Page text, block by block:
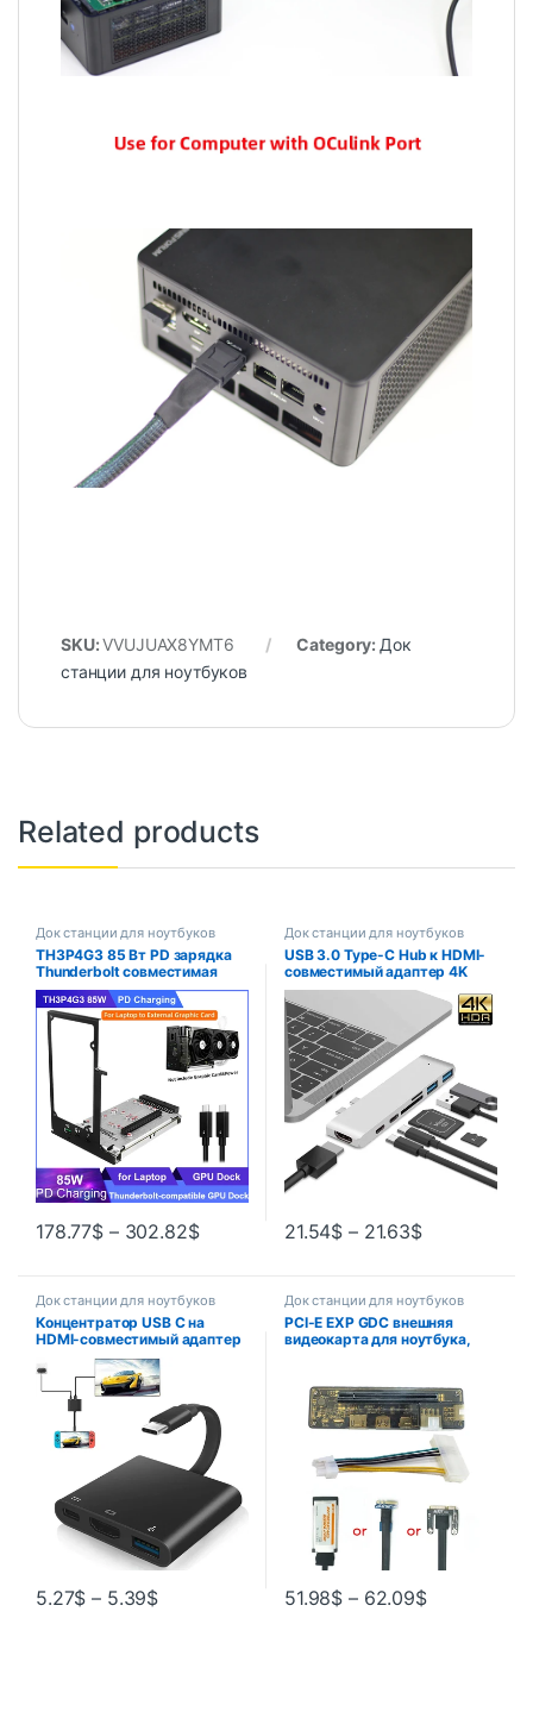
SKU:VVUJUAX8YMT6 Category: Док
станции для ноутбуков
Related products
Док станции для ноутбуков
TH3P4G3 85 Вт PD зарядка
Thunderbolt совместимая
док-станция для ноутбука к
внешней графической карте
40 Гбит/с для Macbook
Windows
178.77$ – 302.82$
Док станции для ноутбуков
USB 3.0 Type-C Hub к HDMI-
совместимый адаптер 4K
Thunderbolt 3 USB C Hub с
Usb3.0 TF SD Reader слот PD
для MacBook Air Pro M1
21.54$ – 21.63$
Док станции для ноутбуков
Концентратор USB C на
HDMI-совместимый адаптер
OTG Thunderbolt 3, док-
станция с USB3.0 pd для
Macbook Pro/Air M1 ThinkPad
5.27$ – 5.39$
Док станции для ноутбуков
PCI-E EXP GDC внешняя
видеокарта для ноутбука,
для ноутбука (интерфейс
Mini PCI-E /
NGFF/Expresscard)
51.98$ – 62.09$